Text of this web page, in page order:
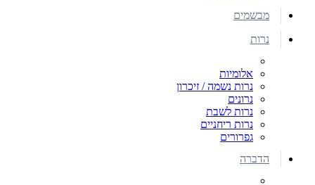
מבשמים
נרות
אלומיות
נרות נשמה / זיכרון
נרונים
נרות לשבת
נרות ריחניים
גפרורים
הדברה